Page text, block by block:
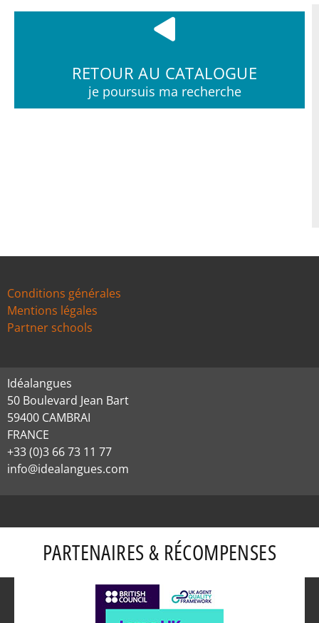
RETOUR AU CATALOGUE
je poursuis ma recherche
Conditions générales
Mentions légales
Partner schools
Idéalangues
50 Boulevard Jean Bart
59400 CAMBRAI
FRANCE
+33 (0)3 66 73 11 77
info@idealangues.com
PARTENAIRES & RÉCOMPENSES